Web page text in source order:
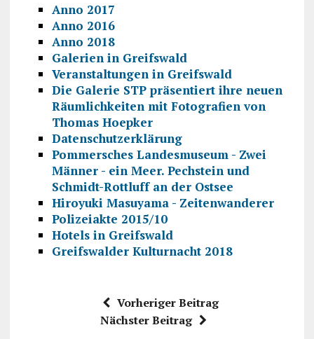
Anno 2017
Anno 2016
Anno 2018
Galerien in Greifswald
Veranstaltungen in Greifswald
Die Galerie STP präsentiert ihre neuen
Räumlichkeiten mit Fotografien von
Thomas Hoepker
Datenschutzerklärung
Pommersches Landesmuseum - Zwei
Männer - ein Meer. Pechstein und
Schmidt-Rottluff an der Ostsee
Hiroyuki Masuyama - Zeitenwanderer
Polizeiakte 2015/10
Hotels in Greifswald
Greifswalder Kulturnacht 2018
Vorheriger Beitrag
Nächster Beitrag